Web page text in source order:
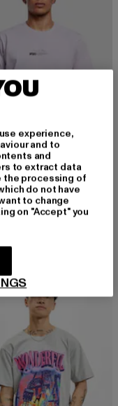
TEE
experience,
and to
and
to extract data
the processing of
do not have
to change
on "Accept" you